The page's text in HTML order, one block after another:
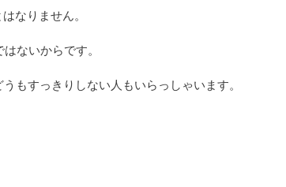
なりません。
ないからです。
もすっきりしない人もいらっしゃいます。